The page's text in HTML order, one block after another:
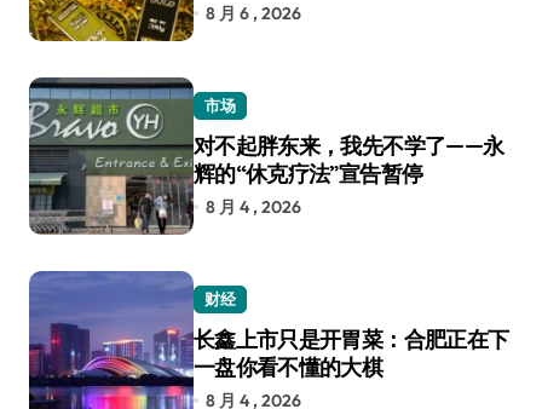
8 月 6 , 2026
市场
对不起胖东来，我先不学了——永
辉的“休克疗法”宣告暂停
8 月 4 , 2026
财经
长鑫上市只是开胃菜：合肥正在下
一盘你看不懂的大棋
8 月 4 , 2026